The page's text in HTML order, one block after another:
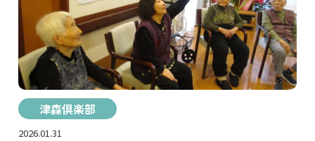
津森倶楽部
2026.01.31